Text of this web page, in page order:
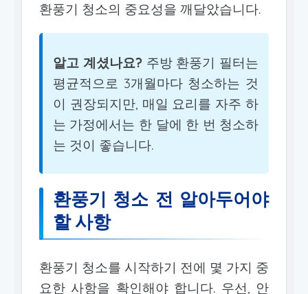
환풍기 청소의 중요성을 깨달았습니다.
알고 계셨나요?주방 환풍기 필터는
평균적으로 3개월마다 청소하는 것
이 권장되지만, 매일 요리를 자주 하
는 가정에서는 한 달에 한 번 청소하
는 것이 좋습니다.
환풍기 청소 전 알아두어야
할 사항
환풍기 청소를 시작하기 전에 몇 가지 중
요한 사항을 확인해야 합니다. 우선, 안